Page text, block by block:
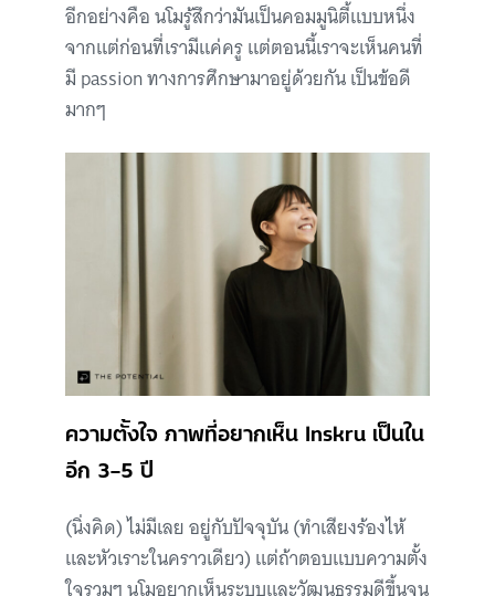
อีกอย่างคือ นโมรู้สึกว่ามันเป็นคอมมูนิตี้แบบหนึ่ง
จากแต่ก่อนที่เรามีแค่ครู แต่ตอนนี้เราจะเห็นคนที่
มี passion ทางการศึกษามาอยู่ด้วยกัน เป็นข้อดี
มากๆ
ความตั้งใจ ภาพที่อยากเห็น Inskru เป็นใน
อีก 3–5 ปี
(นิ่งคิด) ไม่มีเลย อยู่กับปัจจุบัน (ทำเสียงร้องไห้
และหัวเราะในคราวเดียว) แต่ถ้าตอบแบบความตั้ง